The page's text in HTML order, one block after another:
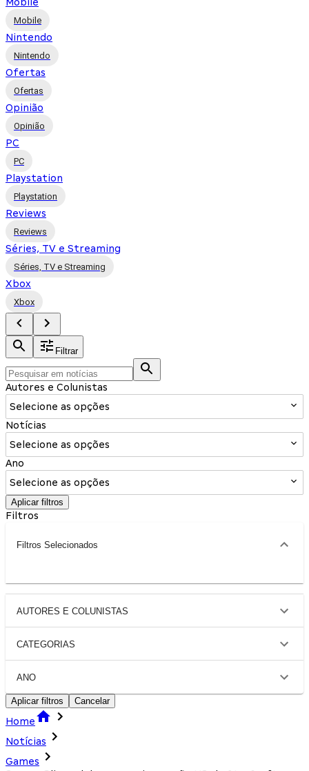
Mobile
Nintendo
Nintendo
Ofertas
Ofertas
Opinião
Opinião
PC
PC
Playstation
Playstation
Reviews
Reviews
Séries, TV e Streaming
Séries, TV e Streaming
Xbox
Xbox
Filtrar
Autores e Colunistas
Selecione as opções
Notícias
Selecione as opções
Ano
Selecione as opções
Aplicar filtros
Filtros
Filtros Selecionados
AUTORES E COLUNISTAS
CATEGORIAS
ANO
Aplicar filtros Cancelar
Home
Notícias
Games